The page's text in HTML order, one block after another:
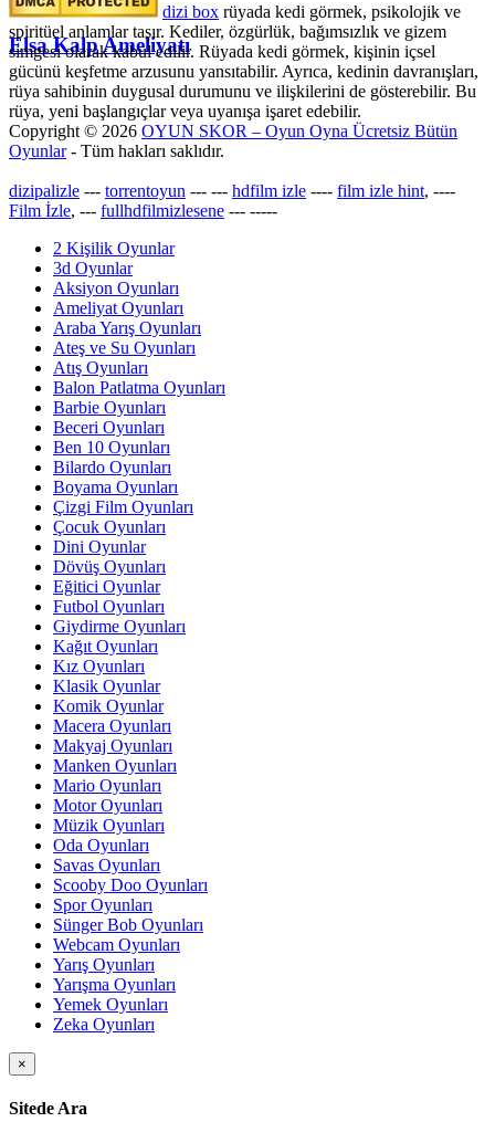
Elsa Kalp Ameliyatı
dizi box rüyada kedi görmek​, psikolojik ve
spiritüel anlamlar taşır. Kediler, özgürlük, bağımsızlık ve gizem
simgesi olarak kabul edilir. Rüyada kedi görmek, kişinin içsel
gücünü keşfetme arzusunu yansıtabilir. Ayrıca, kedinin davranışları,
rüya sahibinin duygusal durumunu ve ilişkilerini de gösterebilir. Bu
rüya, yeni başlangıçlar veya uyanışa işaret edebilir.
Copyright © 2026 OYUN SKOR – Oyun Oyna Ücretsiz Bütün
Oyunlar- Tüm hakları saklıdır.
dizipalizle --- torrentoyun --- --- hdfilm izle ---- film izle hint, ----
Film İzle, --- fullhdfilmizlesene --- -----
2 Kişilik Oyunlar
3d Oyunlar
Aksiyon Oyunları
Ameliyat Oyunları
Araba Yarış Oyunları
Ateş ve Su Oyunları
Atış Oyunları
Balon Patlatma Oyunları
Barbie Oyunları
Beceri Oyunları
Ben 10 Oyunları
Bilardo Oyunları
Boyama Oyunları
Çizgi Film Oyunları
Çocuk Oyunları
Dini Oyunlar
Dövüş Oyunları
Eğitici Oyunlar
Futbol Oyunları
Giydirme Oyunları
Kağıt Oyunları
Kız Oyunları
Klasik Oyunlar
Komik Oyunlar
Macera Oyunları
Makyaj Oyunları
Manken Oyunları
Mario Oyunları
Motor Oyunları
Müzik Oyunları
Oda Oyunları
Savas Oyunları
Scooby Doo Oyunları
Spor Oyunları
Sünger Bob Oyunları
Webcam Oyunları
Yarış Oyunları
Yarışma Oyunları
Yemek Oyunları
Zeka Oyunları
×
Sitede Ara